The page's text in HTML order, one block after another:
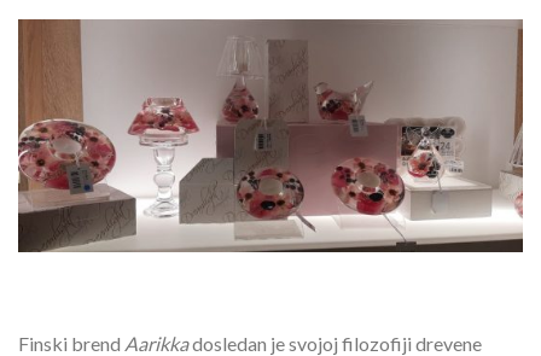
Finski brend Aarikkadosledan je svojoj filozofiji drevene